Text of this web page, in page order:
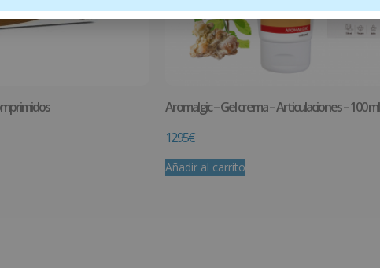
Aromalgic – Gel crema – Articulaciones – 100 ml
12.95€
Añadir al carrito